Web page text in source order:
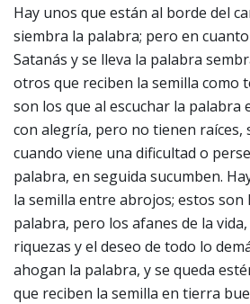
Hay unos que están al borde del
siembra la palabra; pero en
Satanás y se lleva la palabra
otros que reciben la semilla como
son los que al escuchar la palabra
con alegría, pero no tienen raíces,
cuando viene una dificultad o
palabra, en seguida sucumben.
la semilla entre abrojos; estos son
palabra, pero los afanes de la
riquezas y el deseo de todo lo
ahogan la palabra, y se queda
que reciben la semilla en tierra